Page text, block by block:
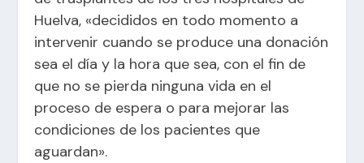
Huelva, «decididos en todo momento a
intervenir cuando se produce una donación
sea el día y la hora que sea, con el fin de
que no se pierda ninguna vida en el
proceso de espera o para mejorar las
condiciones de los pacientes que
aguardan».